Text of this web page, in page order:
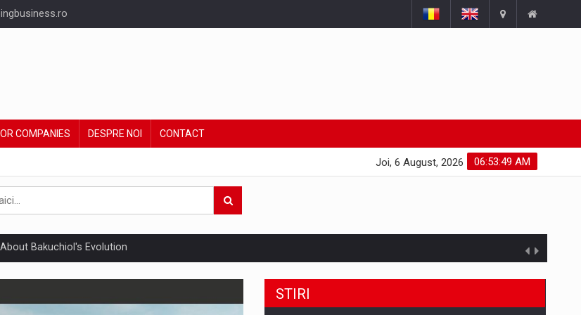
COMPANIES DESPRE NOI CONTACT
06:53:50 AM
Joi, 6 August, 2026
Bakuchiol's Evolution
UE privind ambalajele pot risca retragerea produselor din piata
va ajunge la 5,22 miliarde euro in acest an, sustinuta de segmentele digitale
STIRI